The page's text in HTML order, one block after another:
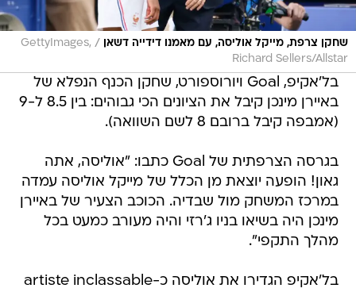
שחקן צרפת, מייקל אוליסה, עם מאמנו דידייה דשאן /
GettyImages,
Richard Sellers/Allstar
בל'אקיפ, Goal ויורוספורט, שחקן הכנף הנפלא של
באיירן מינכן קיבל את הציונים הכי גבוהים: בין 8.5 ל-9
(אמבפה קיבל ברובם 8 לשם השוואה).
בגרסה הצרפתית של Goal כתבו: "אוליסה, אתה
גאון! הופעה יוצאת מן הכלל של מייקל אוליסה עמדה
במרכז המשחק מול שבדיה. הכוכב הצעיר של באיירן
מינכן היה בשיאו בניו ג'רזי והיה מעורב כמעט בכל
מהלך התקפי".
בל'אקיפ הגדירו את אוליסה כ-artiste inclassable